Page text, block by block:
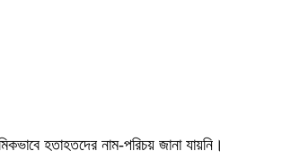
হতাহতদের নাম-পরিচয় জানা যায়নি।